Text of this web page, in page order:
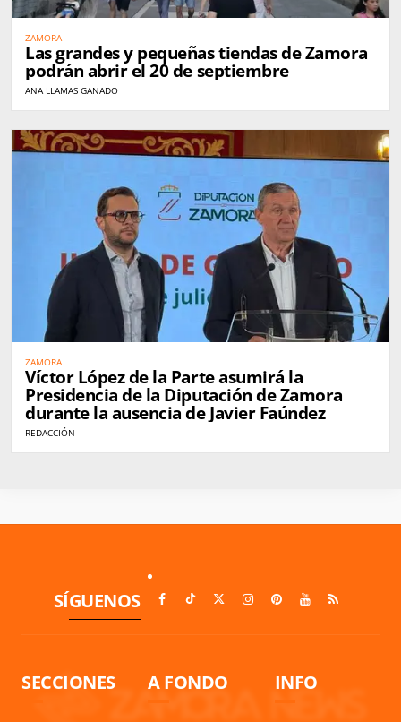
ZAMORA
Las grandes y pequeñas tiendas de Zamora
podrán abrir el 20 de septiembre
ANA LLAMAS GANADO
ZAMORA
Víctor López de la Parte asumirá la
Presidencia de la Diputación de Zamora
durante la ausencia de Javier Faúndez
REDACCIÓN
SÍGUENOS
SECCIONES A FONDO INFO